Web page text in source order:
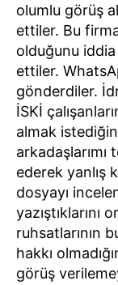
olumlu görüş
ettiler. Bu
olduğunu
ettiler.
gönderdiler.
İSKİ
almak
ederek yanlış
dosyayı
yazıştıklarını
ruhsatlarının
hakkı
görüş